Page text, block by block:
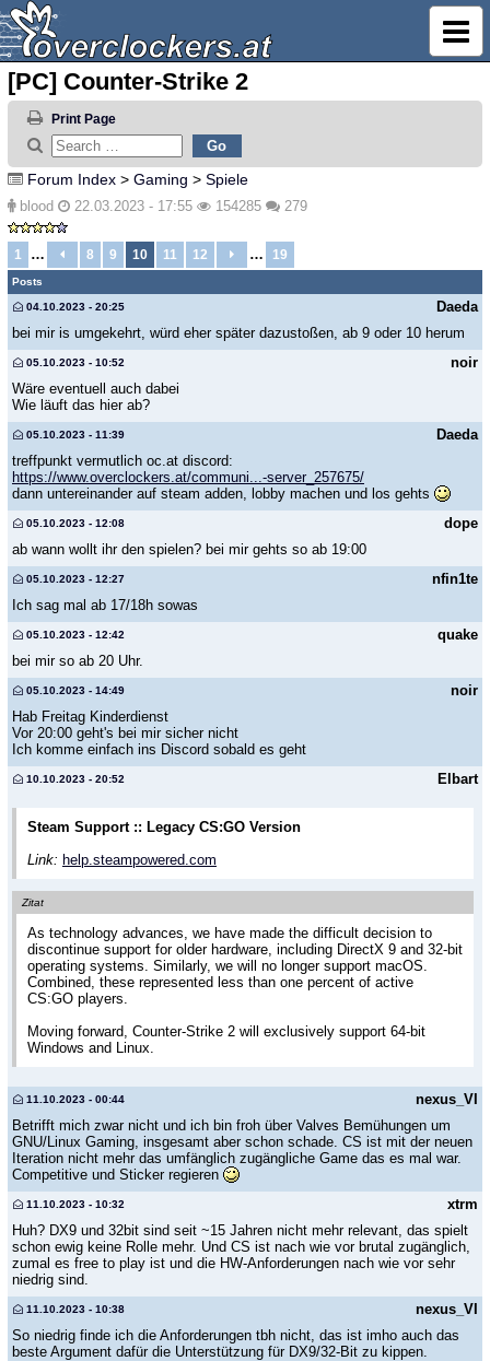
[PC] Counter-Strike 2
Print Page
Forum Index > Gaming > Spiele
blood 22.03.2023 - 17:55 154285 279
1 … 8 9 10 11 12 … 19
Posts
Daeda
04.10.2023 - 20:25
bei mir is umgekehrt, würd eher später dazustoßen, ab 9 oder 10 herum
noir
05.10.2023 - 10:52
Wäre eventuell auch dabei
Wie läuft das hier ab?
Daeda
05.10.2023 - 11:39
treffpunkt vermutlich oc.at discord:
https://www.overclockers.at/communi...-server_257675/
dann untereinander auf steam adden, lobby machen und los gehts
dope
05.10.2023 - 12:08
ab wann wollt ihr den spielen? bei mir gehts so ab 19:00
nfin1te
05.10.2023 - 12:27
Ich sag mal ab 17/18h sowas
quake
05.10.2023 - 12:42
bei mir so ab 20 Uhr.
noir
05.10.2023 - 14:49
Hab Freitag Kinderdienst
Vor 20:00 geht's bei mir sicher nicht
Ich komme einfach ins Discord sobald es geht
Elbart
10.10.2023 - 20:52
Steam Support :: Legacy CS:GO Version
Link: help.steampowered.com
Zitat
As technology advances, we have made the difficult decision to
discontinue support for older hardware, including DirectX 9 and 32-bit
operating systems. Similarly, we will no longer support macOS.
Combined, these represented less than one percent of active
CS:GO players.
Moving forward, Counter-Strike 2 will exclusively support 64-bit
Windows and Linux.
nexus_VI
11.10.2023 - 00:44
Betrifft mich zwar nicht und ich bin froh über Valves Bemühungen um
GNU/Linux Gaming, insgesamt aber schon schade. CS ist mit der neuen
Iteration nicht mehr das umfänglich zugängliche Game das es mal war.
Competitive und Sticker regieren
xtrm
11.10.2023 - 10:32
Huh? DX9 und 32bit sind seit ~15 Jahren nicht mehr relevant, das spielt
schon ewig keine Rolle mehr. Und CS ist nach wie vor brutal zugänglich,
zumal es free to play ist und die HW-Anforderungen nach wie vor sehr
niedrig sind.
nexus_VI
11.10.2023 - 10:38
So niedrig finde ich die Anforderungen tbh nicht, das ist imho auch das
beste Argument dafür die Unterstützung für DX9/32-Bit zu kippen.